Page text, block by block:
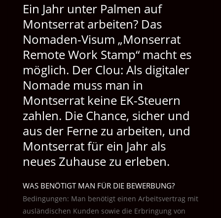
Ein Jahr unter Palmen auf
Montserrat arbeiten? Das
Nomaden-Visum „Monserrat
Remote Work Stamp“ macht es
möglich. Der Clou: Als digitaler
Nomade muss man in
Montserrat keine EK-Steuern
zahlen. Die Chance, sicher und
aus der Ferne zu arbeiten, und
Montserrat für ein Jahr als
neues Zuhause zu erleben.
WAS BENÖTIGT MAN FÜR DIE BEWERBUNG?
Bedingungen: Man benötigt einen Arbeitsvertrag mit
ausländischen Kunden sowie die Erbringung von